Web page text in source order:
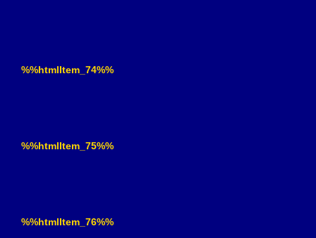
%%htmlItem_74%%
%%htmlItem_75%%
%%htmlItem_76%%